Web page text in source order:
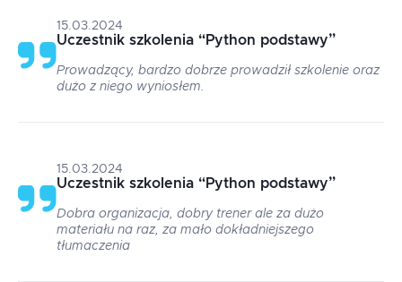
15.03.2024
Uczestnik szkolenia “Python podstawy”
Prowadzący, bardzo dobrze prowadził szkolenie oraz
dużo z niego wyniosłem.
15.03.2024
Uczestnik szkolenia “Python podstawy”
Dobra organizacja, dobry trener ale za dużo
materiału na raz, za mało dokładniejszego
tłumaczenia